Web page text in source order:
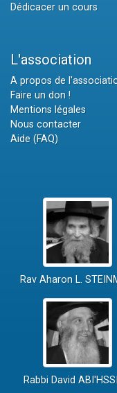
Dédicacer un cours
L'association
A propos de
Faire un don !
Mentions légales
Nous contacter
Aide (FAQ)
Rav Aharon L.
Rabbi David